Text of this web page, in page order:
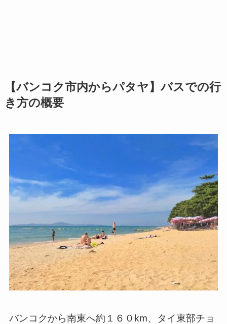
【バンコク市内からパタヤ】バスでの行
き方の概要
バンコクから南東へ約１６０km、タイ東部チョ